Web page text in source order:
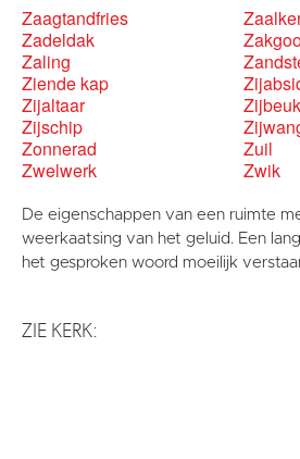
Zaagtandfries
Zadeldak
Zaling
Ziende kap
Zijaltaar
Zijbeuk
Zijschip
Zonnerad
Zuil
Zwelwerk
Zwik
De eigenschappen van een ruimte
weerkaatsing van het geluid. Een
het gesproken woord moeilijk
ZIE KERK: